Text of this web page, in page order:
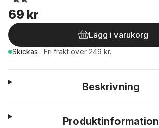
69 kr
Lägg i varukorg
Skickas . Fri frakt över 249 kr.
Beskrivning
Produktinformation